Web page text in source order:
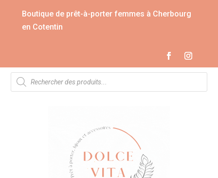
Boutique de prêt-à-porter femmes à Cherbourg
en Cotentin
Recherche
de
produits